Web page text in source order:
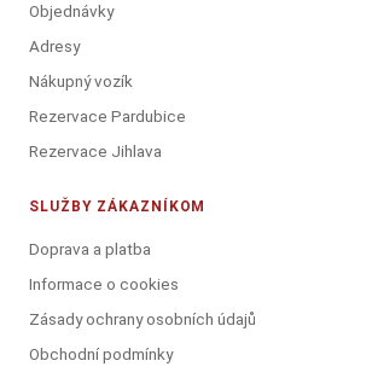
Objednávky
Adresy
Nákupný vozík
Rezervace Pardubice
Rezervace Jihlava
SLUŽBY ZÁKAZNÍKOM
Doprava a platba
Informace o cookies
Zásady ochrany osobních údajů
Obchodní podmínky